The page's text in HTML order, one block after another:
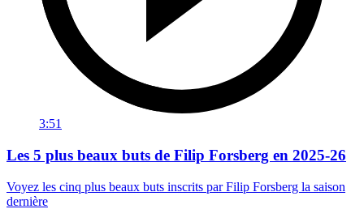
3:51
Les 5 plus beaux buts de Filip Forsberg en 2025-26
Voyez les cinq plus beaux buts inscrits par Filip Forsberg la saison
dernière